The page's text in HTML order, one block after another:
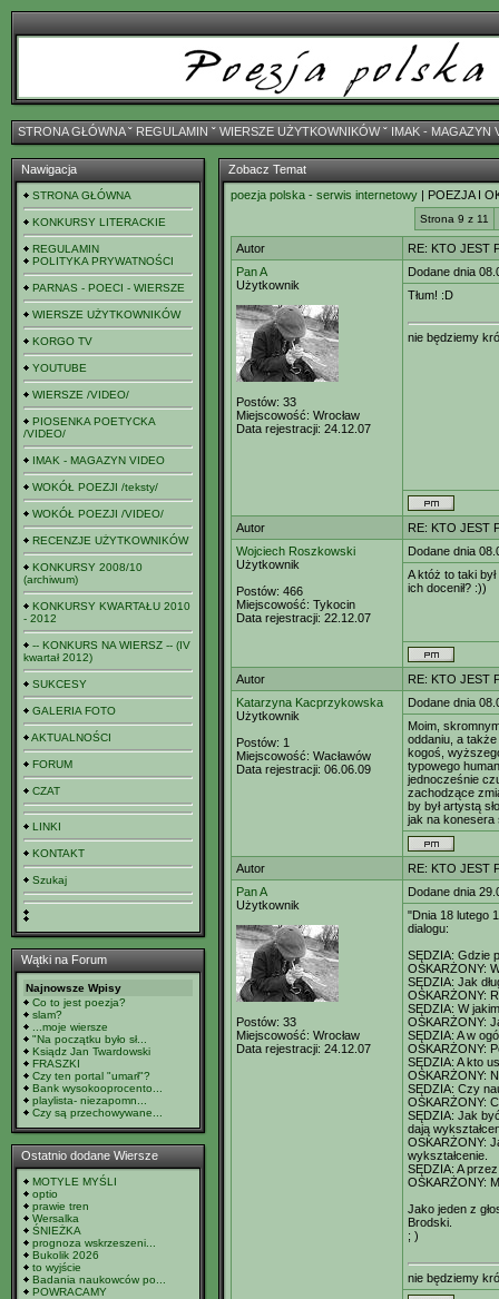
STRONA GŁÓWNAˇ REGULAMIN ˇ WIERSZE UŻYTKOWNIKÓWˇ IMAK - MAGAZYN
Nawigacja
STRONA GŁÓWNA
KONKURSY LITERACKIE
REGULAMIN
POLITYKA PRYWATNOŚCI
PARNAS - POECI - WIERSZE
WIERSZE UŻYTKOWNIKÓW
KORGO TV
YOUTUBE
WIERSZE /VIDEO/
PIOSENKA POETYCKA
/VIDEO/
IMAK - MAGAZYN VIDEO
WOKÓŁ POEZJI /teksty/
WOKÓŁ POEZJI /VIDEO/
RECENZJE UŻYTKOWNIKÓW
KONKURSY 2008/10
(archiwum)
KONKURSY KWARTAŁU 2010
- 2012
-- KONKURS NA WIERSZ -- (IV
kwartał 2012)
SUKCESY
GALERIA FOTO
AKTUALNOŚCI
FORUM
CZAT
LINKI
KONTAKT
Szukaj
Wątki na Forum
Najnowsze Wpisy
Co to jest poezja?
slam?
...moje wiersze
"Na początku było sł...
Ksiądz Jan Twardowski
FRASZKI
Czy ten portal "umarł"?
Bank wysokooprocento...
playlista- niezapomn...
Czy są przechowywane...
Ostatnio dodane Wiersze
MOTYLE MYŚLI
optio
prawie tren
Wersalka
ŚNIEŻKA
prognoza wskrzeszeni...
Bukolik 2026
to wyjście
Badania naukowców po...
POWRACAMY
Zobacz Temat
poezja polska - serwis internetowy | POEZJA I
Strona 9 z 11
Autor
RE: KTO JEST
Pan A
Użytkownik
Postów: 33
Miejscowość: Wrocław
Data rejestracji: 24.12.07
Dodane dnia
Tłum! :D
nie będziemy
Autor
RE: KTO JEST
Wojciech Roszkowski
Użytkownik
Postów: 466
Miejscowość: Tykocin
Data rejestracji: 22.12.07
Dodane dnia
A któż to taki
ich docenił? :))
Autor
RE: KTO JEST
Katarzyna Kacprzykowska
Użytkownik
Postów: 1
Miejscowość: Wacławów
Data rejestracji: 06.06.09
Dodane dnia
Moim,
oddaniu, a
kogoś,
typowego
jednocześnie
zachodzące
by był artystą
jak na konesera
Autor
RE: KTO JEST
Pan A
Użytkownik
Postów: 33
Miejscowość: Wrocław
Data rejestracji: 24.12.07
Dodane dnia
"Dnia 18 lutego
dialogu:
SĘDZIA: Gdzie
OSKARŻONY:
SĘDZIA: Jak
OSKARŻONY:
SĘDZIA: W
OSKARŻONY:
SĘDZIA: A w
OSKARŻONY:
SĘDZIA: A kto
OSKARŻONY:
SĘDZIA: Czy
OSKARŻONY:
SĘDZIA: Jak
dają
OSKARŻONY:
wykształcenie.
SĘDZIA: A
OSKARŻONY:
Jako jeden z
Brodski.
; )
nie będziemy